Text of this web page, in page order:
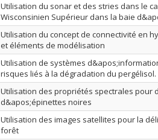
Utilisation du sonar et des stries dans le
Wisconsinien Supérieur dans la baie
Utilisation du concept de connectivité en
et éléments de modélisation
Utilisation de systèmes
risques liés à la dégradation du
Utilisation des propriétés spectrales pour
d&apos;épinettes noires
Utilisation des images satellites pour la
forêt